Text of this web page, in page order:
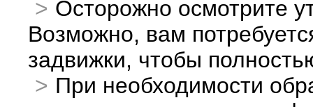
Осторожно осмотрите
Возможно, вам
задвижки, чтобы
При необходимости